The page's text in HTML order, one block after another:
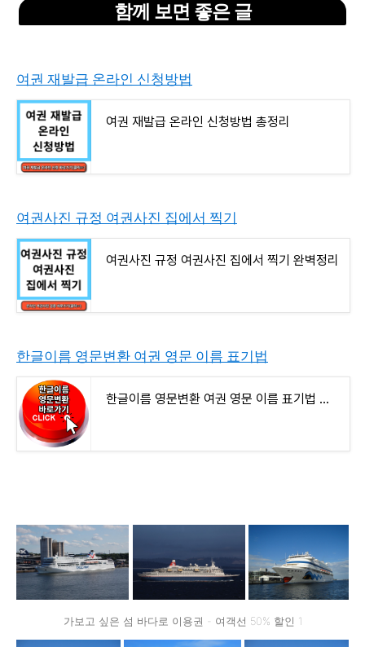
함께 보면 좋은 글
여권 재발급 온라인 신청방법
여권 재발급 온라인 신청방법 총정리
여권사진 규정 여권사진 집에서 찍기
여권사진 규정 여권사진 집에서 찍기 완벽정리
한글이름 영문변환 여권 영문 이름 표기법
한글이름 영문변환 여권 영문 이름 표기법 쉽게하기
가보고 싶은 섬 바다로 이용권 - 여객선 50% 할인 1